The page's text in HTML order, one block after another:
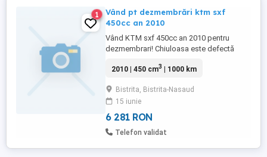
1
Vând pt dezmembrări ktm sxf
450cc an 2010
Vând KTM sxf 450cc an 2010 pentru
dezmembrari! Chiuloasa este defectă
2010 | 450 cm3 | 1000 km
Bistrita, Bistrita-Nasaud
15 iunie
6 281 RON
Telefon validat